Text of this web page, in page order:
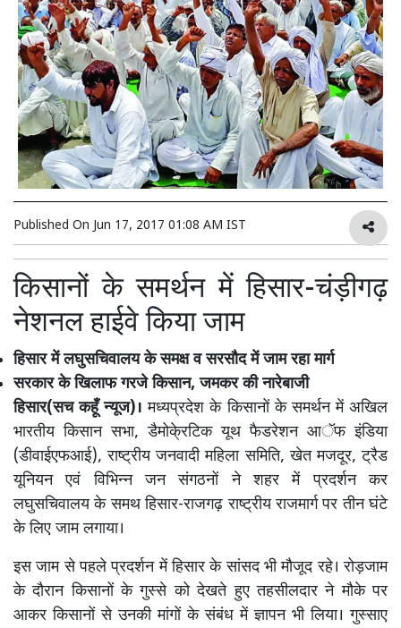
Published On Jun 17, 2017 01:08 AM IST
किसानों के समर्थन में हिसार-चंड़ीगढ़
नेशनल हाईवे किया जाम
हिसार में लघुसचिवालय के समक्ष व सरसौद में जाम रहा मार्ग
सरकार के खिलाफ गरजे किसान, जमकर की नारेबाजी
हिसार(सच कहूँ न्यूज)। मध्यप्रदेश के किसानों के समर्थन में अखिल
भारतीय किसान सभा, डैमोके्रटिक यूथ फैडरेशन आॅफ इंडिया
(डीवाईएफआई), राष्ट्रीय जनवादी महिला समिति, खेत मजदूर, ट्रैड
यूनियन एवं विभिन्न जन संगठनों ने शहर में प्रदर्शन कर
लघुसचिवालय के समथ हिसार-राजगढ़ राष्ट्रीय राजमार्ग पर तीन घंटे
के लिए जाम लगाया।
इस जाम से पहले प्रदर्शन में हिसार के सांसद भी मौजूद रहे। रोड़जाम
के दौरान किसानों के गुस्से को देखते हुए तहसीलदार ने मौके पर
आकर किसानों से उनकी मांगों के संबंध में ज्ञापन भी लिया। गुस्साए